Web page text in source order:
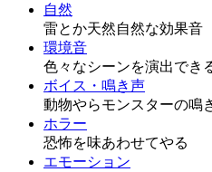
自然
雷とか天然自然な効果音
環境音
色々なシーンを演出でき
ボイス・鳴き声
動物やらモンスターの鳴
ホラー
恐怖を味あわせてやる
エモーション